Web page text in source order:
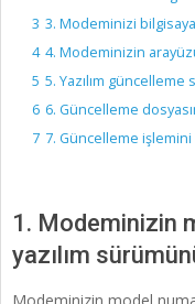
3 3. Modeminizi
4 4. Modeminizin
5 5. Yazılım güncelleme
6 6. Güncelleme
7 7. Güncelleme
1. Modeminizin
yazılım